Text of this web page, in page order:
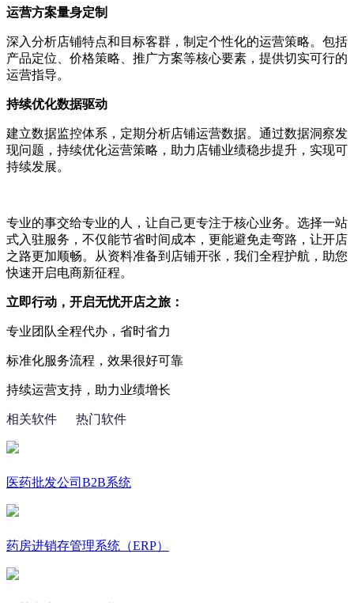
运营方案量身定制
深入分析店铺特点和目标客群，制定个性化的运营策略。包括
产品定位、价格策略、推广方案等核心要素，提供切实可行的
运营指导。
持续优化数据驱动
建立数据监控体系，定期分析店铺运营数据。通过数据洞察发
现问题，持续优化运营策略，助力店铺业绩稳步提升，实现可
持续发展。
专业的事交给专业的人，让自己更专注于核心业务。选择一站
式入驻服务，不仅能节省时间成本，更能避免走弯路，让开店
之路更加顺畅。从资料准备到店铺开张，我们全程护航，助您
快速开启电商新征程。
立即行动，开启无忧开店之旅：
专业团队全程代办，省时省力
标准化服务流程，效果很好可靠
持续运营支持，助力业绩增长
相关软件 热门软件
医药批发公司B2B系统
药房进销存管理系统（ERP）